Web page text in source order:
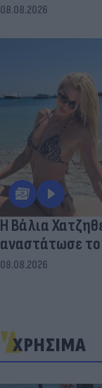
08.08.2026
Η Βάλια
αναστάτωσε το
08.08.2026
ΧΡΗΣΙΜΑ